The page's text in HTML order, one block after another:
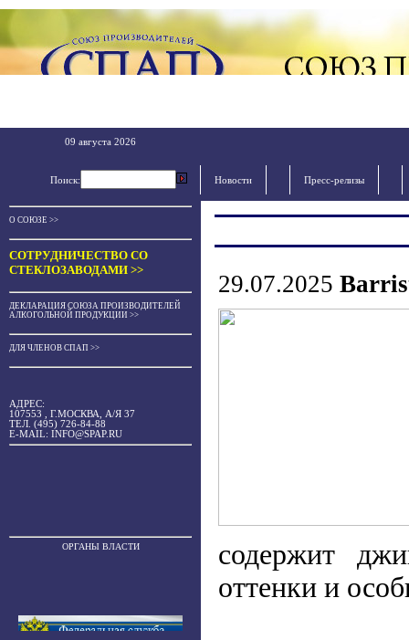
09 августа 2026
Поиск: Новости Пресс-релизы
О СОЮЗЕ >>
СОТРУДНИЧЕСТВО СО
СТЕКЛОЗАВОДАМИ >>
ДЕКЛАРАЦИЯ СОЮЗА ПРОИЗВОДИТЕЛЕЙ
АЛКОГОЛЬНОЙ ПРОДУКЦИИ >>
ДЛЯ ЧЛЕНОВ СПАП >>
АДРЕС:
107553 , Г.МОСКВА, А/Я 37
ТЕЛ. (495) 726-84-88
E-MAIL: INFO@SPAP.RU
ОРГАНЫ ВЛАСТИ
29.07.2025
содержит
оттенки и